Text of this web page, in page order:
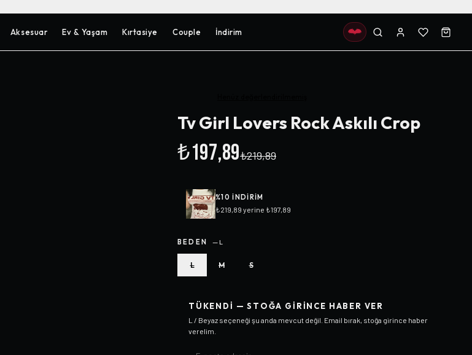
Aksesuar Ev & Yaşam Kırtasiye Couple İndirim
Tv Girl Lovers Rock Askılı Crop
₺197,89₺219,89
%10 INDIRIM
₺219,89 yerine ₺197,89
BEDEN — L
L M S
TÜKENDI — STOĞA GIRINCE HABER VER
L / Beyaz seçeneği şu anda mevcut değil. Email bırak, stoğa girince haber
verelim.